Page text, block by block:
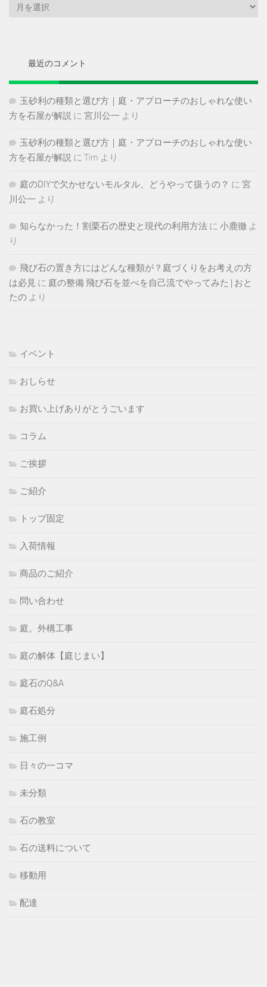
最近のコメント
玉砂利の種類と選び方｜庭・アプローチのおしゃれな使い
方を石屋が解説 に 宮川公一 より
玉砂利の種類と選び方｜庭・アプローチのおしゃれな使い
方を石屋が解説 に Tim より
庭のDIYで欠かせないモルタル、どうやって扱うの？ に 宮
川公一 より
知らなかった！割栗石の歴史と現代の利用方法 に 小鹿徹 よ
り
飛び石の置き方にはどんな種類が？庭づくりをお考えの方
は必見 に 庭の整備 飛び石を並べを自己流でやってみた | おと
たの より
イベント
おしらせ
お買い上げありがとうごいます
コラム
ご挨拶
ご紹介
トップ固定
入荷情報
商品のご紹介
問い合わせ
庭。外構工事
庭の解体【庭じまい】
庭石のQ&A
庭石処分
施工例
日々の一コマ
未分類
石の教室
石の送料について
移動用
配達